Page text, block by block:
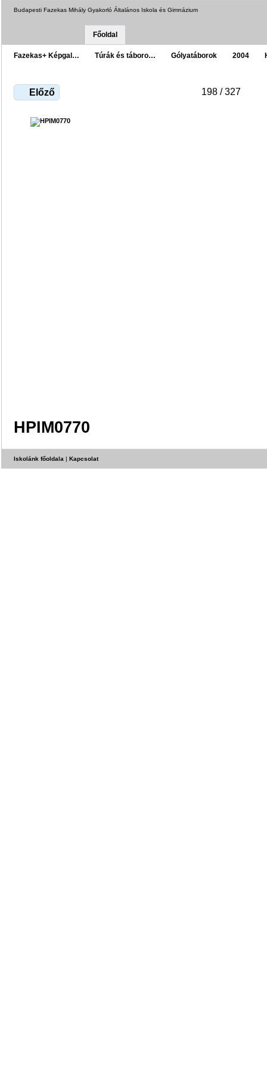
Budapesti Fazekas Mihály Gyakorló Általános Iskola és Gimnázium
Főoldal
Fazekas+ Képgal… Túrák és táboro… Gólyatáborok 2004
Előző 198 / 327
HPIM0770
Iskolánk főoldala | Kapcsolat